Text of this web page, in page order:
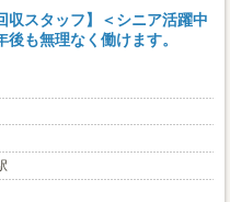
収スタッフ】＜シニア活躍中
も無理なく働けます。